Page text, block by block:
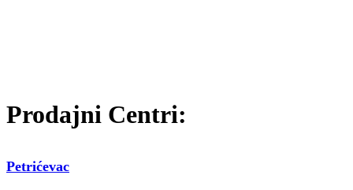
Prodajni Centri:
Petrićevac